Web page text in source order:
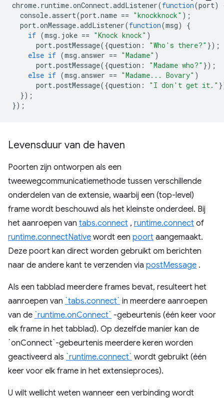
chrome. runtime.onConnect.addListener(function(port)
console.assert(port.name == "knockknock" );
port.onMessage.addListener(function(msg)
{
if (msg . joke == "Knock knock" )
port.postMessage({question : "Who's there?" });
else if (msg .answer == "Madame" )
port.postMessage({question : "Madame who?" });
else if (msg .answer == "Madame... Bovary" )
port.postMessage({question : "I don't get it."
});
});
Levensduur van de haven
Poorten zijn ontworpen als een
tweewegcommunicatiemethode tussen verschillende
onderdelen van de extensie, waarbij een (top-level)
frame wordt beschouwd als het kleinste onderdeel. Bij
het aanroepen van tabs.connect , runtime.connect of
runtime.connectNative wordt een poort aangemaakt.
Deze poort kan direct worden gebruikt om berichten
naar de andere kant te verzenden via postMessage .
Als een tabblad meerdere frames bevat, resulteert het
aanroepen van `tabs.connect` in meerdere aanroepen
van de `runtime.onConnect` -gebeurtenis (één keer voor
elk frame in het tabblad). Op dezelfde manier kan de
`onConnect`-gebeurtenis meerdere keren worden
geactiveerd als `runtime.connect` wordt gebruikt (één
keer voor elk frame in het extensieproces).
U wilt wellicht weten wanneer een verbinding wordt